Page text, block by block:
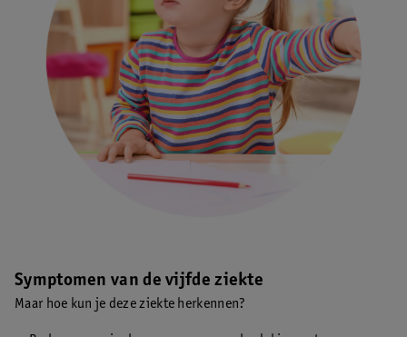
Symptomen van de vijfde ziekte
Maar hoe kun je deze ziekte herkennen?